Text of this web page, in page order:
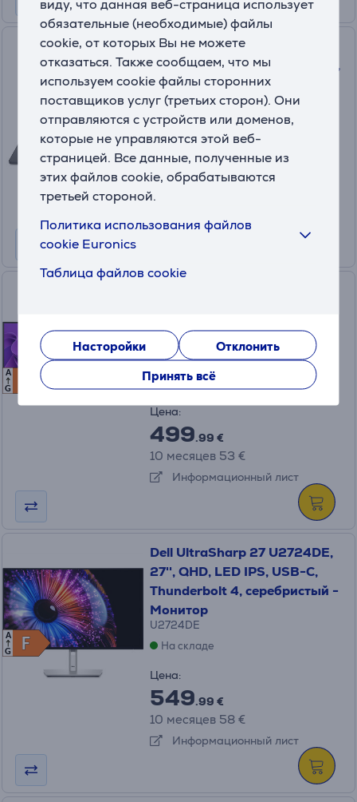
виду, что данная веб-страница использует
обязательные (необходимые) файлы
cookie, от которых Вы не можете
отказаться. Также сообщаем, что мы
используем cookie файлы сторонних
поставщиков услуг (третьих сторон). Они
отправляются с устройств или доменов,
которые не управляются этой веб-
страницей. Все данные, полученные из
этих файлов cookie, обрабатываются
третьей стороной.
Политика использования файлов
cookie Euronics
Таблица файлов cookie
Насторойки
Отклонить
Принять всё
Dell XPS, 14'', 2.8K, OLED, 120
Гц, Ultra X7, 32 ГБ, 1 ТБ, W11P,
ENG, темно-серый - Ноутбук
2000001413937
На складе
2799 €
10 месяцев 295 €
A
G
черный - Монитор
P3425WE
На складе
Цена:
499.99 €
10 месяцев 53 €
Информационный лист
F
F
A
G
Dell UltraSharp 27 U2724DE,
27'', QHD, LED IPS, USB-C,
Thunderbolt 4, серебристый -
Монитор
U2724DE
На складе
Цена:
549.99 €
10 месяцев 58 €
Информационный лист